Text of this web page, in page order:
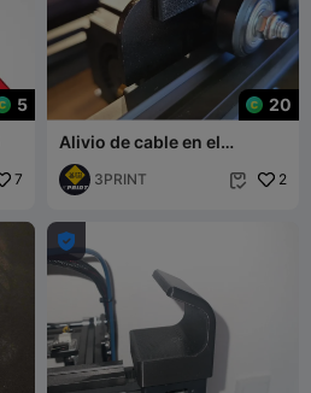
5
7
20
Alivio de cable en el
cabezal de impresión
3PRINT  2
